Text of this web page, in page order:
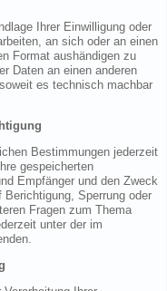
Ihrer Einwilligung oder
an sich oder an einen
Format aushändigen zu
Daten an einen anderen
es technisch machbar
Bestimmungen jederzeit
gespeicherten
Empfänger und den Zweck
Sperrung oder
Fragen zum Thema
unter der im